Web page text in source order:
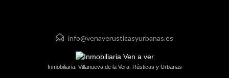
info@venaverusticasyurbanas.es
Inmobiliaria. Villanueva de la Vera. Rústicas y Urbanas